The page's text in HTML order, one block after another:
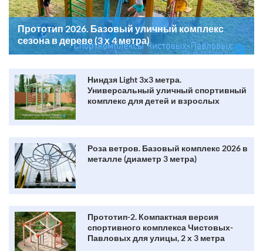
Прототип 2026. Базовый уличный комплекс
сезона в дереве (3 х 4 метра)
Ниндзя Light 3х3 метра.
Универсальный уличный спортивный
комплекс для детей и взрослых
Роза ветров. Базовый комплекс 2026 в
металле (диаметр 3 метра)
Прототип-2. Компактная версия
спортивного комплекса Чистовых-
Павловых для улицы, 2 х 3 метра